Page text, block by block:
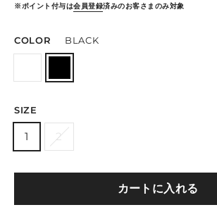
※ポイント付与は会員登録済みのお客さまのみ対象
COLOR BLACK
SIZE
1 2
カートに入れる